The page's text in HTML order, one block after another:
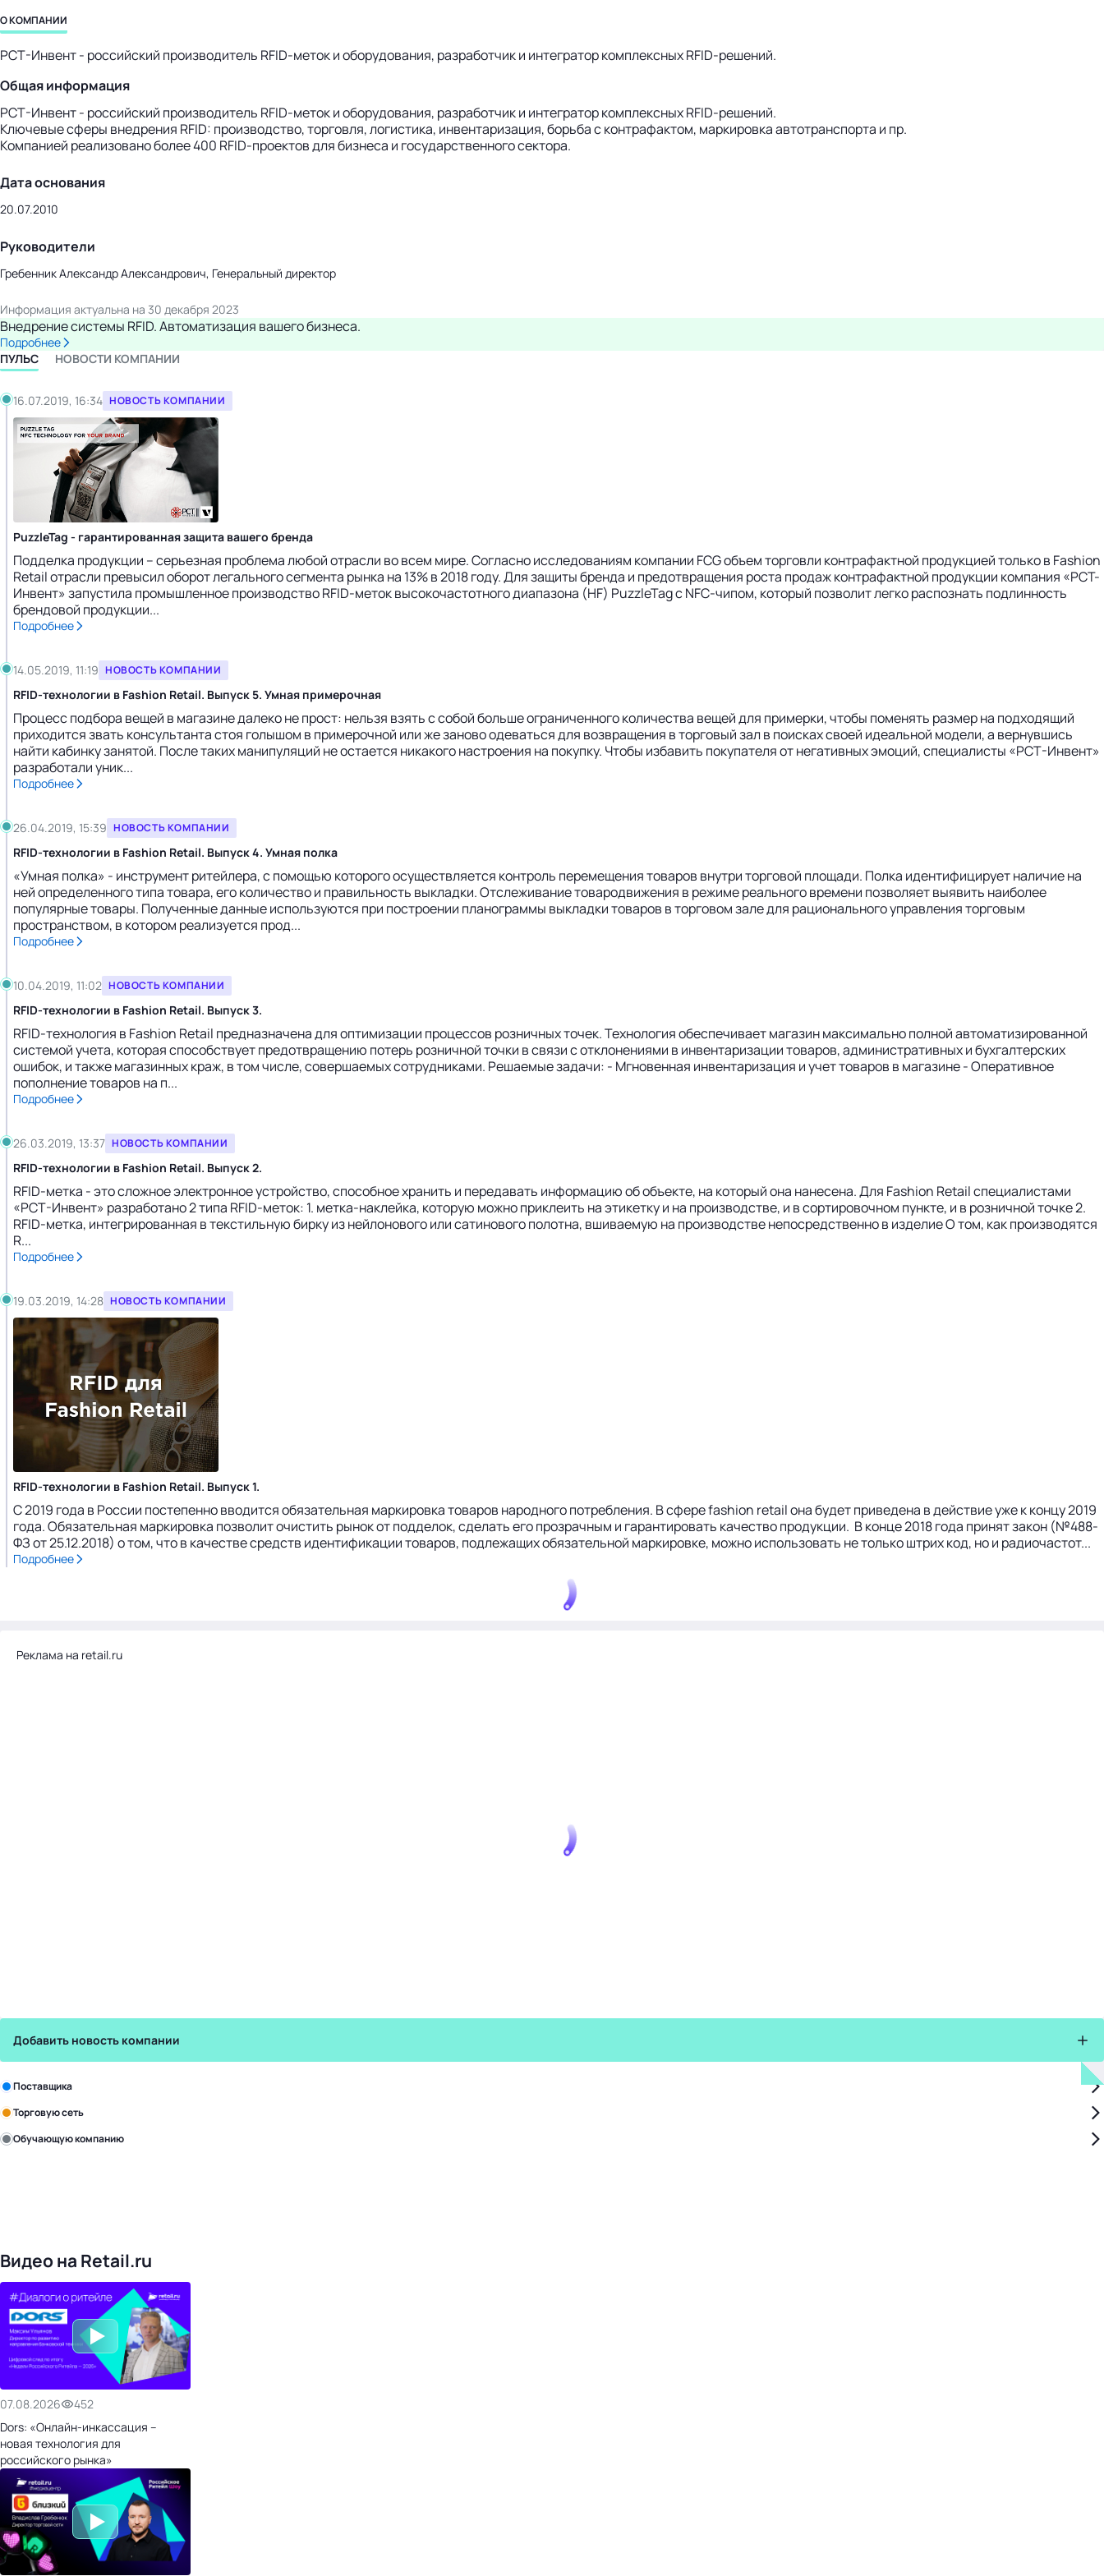
бизнес-центр
О КОМПАНИИ
РСТ-Инвент - российский производитель RFID-меток и оборудования, разработчик и интегратор комплексных RFID-решений.
Общая информация
РСТ-Инвент - российский производитель RFID-меток и оборудования, разработчик и интегратор комплексных RFID-решений.
Ключевые сферы внедрения RFID: производство, торговля, логистика, инвентаризация, борьба с контрафактом, маркировка автотранспорта и пр.
Компанией реализовано более 400 RFID-проектов для бизнеса и государственного сектора.
Дата основания
20.07.2010
Руководители
Гребенник Александр Александрович, Генеральный директор
Информация актуальна на 30 декабря 2023
Внедрение системы RFID. Автоматизация вашего бизнеса.
Подробнее
ПУЛЬС
НОВОСТИ КОМПАНИИ
16.07.2019, 16:34 НОВОСТЬ КОМПАНИИ
PuzzleTag - гарантированная защита вашего бренда
Подделка продукции – серьезная проблема любой отрасли во всем мире. Согласно исследованиям компании FCG объем торговли контрафактной продукцией только в Fashion
Retail отрасли превысил оборот легального сегмента рынка на 13% в 2018 году. Для защиты бренда и предотвращения роста продаж контрафактной продукции компания «РСТ-
Инвент» запустила промышленное производство RFID-меток высокочастотного диапазона (HF) PuzzleTag с NFC-чипом, который позволит легко распознать подлинность
брендовой продукции...
Подробнее
14.05.2019, 11:19 НОВОСТЬ КОМПАНИИ
RFID-технологии в Fashion Retail. Выпуск 5. Умная примерочная
Процесс подбора вещей в магазине далеко не прост: нельзя взять с собой больше ограниченного количества вещей для примерки, чтобы поменять размер на подходящий
приходится звать консультанта стоя голышом в примерочной или же заново одеваться для возвращения в торговый зал в поисках своей идеальной модели, а вернувшись
найти кабинку занятой. После таких манипуляций не остается никакого настроения на покупку. Чтобы избавить покупателя от негативных эмоций, специалисты «РСТ-Инвент»
разработали уник...
Подробнее
26.04.2019, 15:39 НОВОСТЬ КОМПАНИИ
RFID-технологии в Fashion Retail. Выпуск 4. Умная полка
«Умная полка» - инструмент ритейлера, с помощью которого осуществляется контроль перемещения товаров внутри торговой площади. Полка идентифицирует наличие на
ней определенного типа товара, его количество и правильность выкладки. Отслеживание товародвижения в режиме реального времени позволяет выявить наиболее
популярные товары. Полученные данные используются при построении планограммы выкладки товаров в торговом зале для рационального управления торговым
пространством, в котором реализуется прод...
Подробнее
10.04.2019, 11:02 НОВОСТЬ КОМПАНИИ
RFID-технологии в Fashion Retail. Выпуск 3.
RFID-технология в Fashion Retail предназначена для оптимизации процессов розничных точек. Технология обеспечивает магазин максимально полной автоматизированной
системой учета, которая способствует предотвращению потерь розничной точки в связи с отклонениями в инвентаризации товаров, административных и бухгалтерских
ошибок, и также магазинных краж, в том числе, совершаемых сотрудниками. Решаемые задачи: - Мгновенная инвентаризация и учет товаров в магазине - Оперативное
пополнение товаров на п...
Подробнее
26.03.2019, 13:37 НОВОСТЬ КОМПАНИИ
RFID-технологии в Fashion Retail. Выпуск 2.
RFID-метка - это сложное электронное устройство, способное хранить и передавать информацию об объекте, на который она нанесена. Для Fashion Retail специалистами
«РСТ-Инвент» разработано 2 типа RFID-меток: 1. метка-наклейка, которую можно приклеить на этикетку и на производстве, и в сортировочном пункте, и в розничной точке 2.
RFID-метка, интегрированная в текстильную бирку из нейлонового или сатинового полотна, вшиваемую на производстве непосредственно в изделие О том, как производятся
R...
Подробнее
19.03.2019, 14:28 НОВОСТЬ КОМПАНИИ
RFID-технологии в Fashion Retail. Выпуск 1.
С 2019 года в России постепенно вводится обязательная маркировка товаров народного потребления. В сфере fashion retail она будет приведена в действие уже к концу 2019
года. Обязательная маркировка позволит очистить рынок от подделок, сделать его прозрачным и гарантировать качество продукции. В конце 2018 года принят закон (№488-
ФЗ от 25.12.2018) о том, что в качестве средств идентификации товаров, подлежащих обязательной маркировке, можно использовать не только штрих код, но и радиочастот...
Подробнее
Реклама на retail.ru
Добавить новость компании
Поставщика
Торговую сеть
Обучающую компанию
Видео на Retail.ru
07.08.2026
452
Dors: «Онлайн-инкассация –
новая технология для
российского рынка»